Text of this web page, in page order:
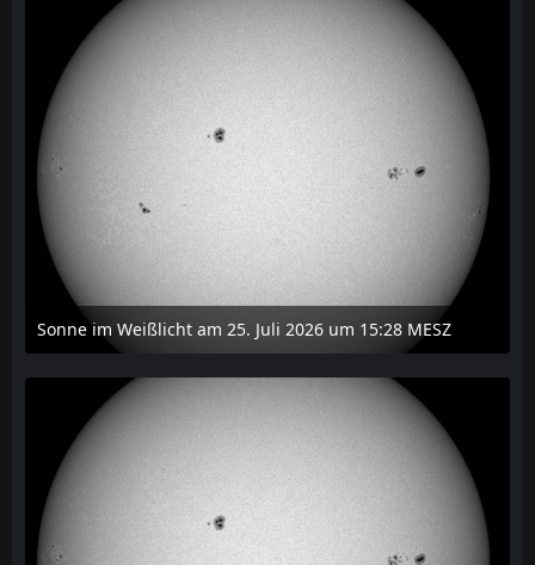
Sonne im Weißlicht am 25. Juli 2026 um 15:28 MESZ
27. Juli 2026 um 20:29